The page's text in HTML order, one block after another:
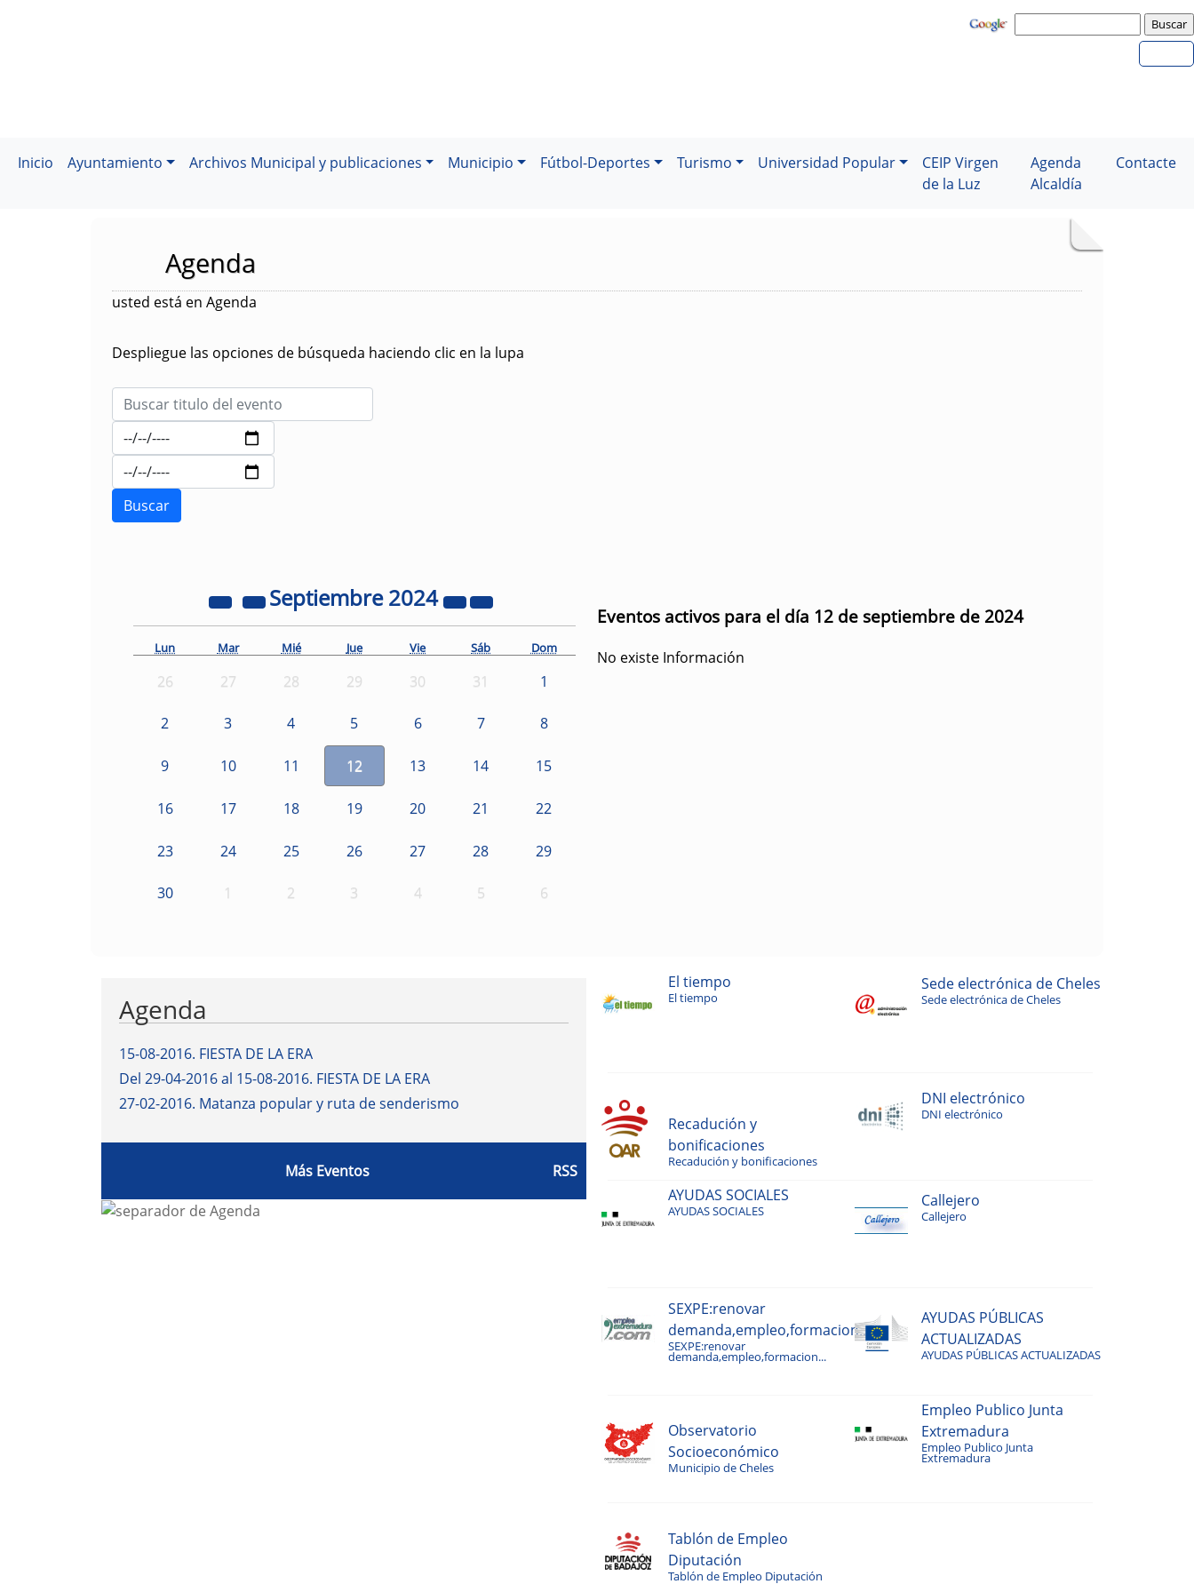
Inicio Ayuntamiento Archivos Municipal y publicaciones Municipio Fútbol-Deportes Turismo Universidad Popular
CEIP Virgen
de la Luz
Agenda
Alcaldía
Contacte
Agenda
usted está en Agenda
Despliegue las opciones de búsqueda haciendo clic en la lupa
Septiembre2024
Lun Mar Mié Jue Vie Sáb Dom
26 27 28 29 30 31 1
2 3 4 5 6 7 8
9 10 11 12 13 14 15
16 17 18 19 20 21 22
23 24 25 26 27 28 29
30 1 2 3 4 5 6
Eventos activos para el día 12 de septiembre de 2024
No existe Información
Agenda
15-08-2016. FIESTA DE LA ERA
Del 29-04-2016 al 15-08-2016. FIESTA DE LA ERA
27-02-2016. Matanza popular y ruta de senderismo
Más Eventos RSS
El tiempo
El tiempo
Sede electrónica de Cheles
Sede electrónica de Cheles
Recadución y
bonificaciones
Recadución y bonificaciones
DNI electrónico
DNI electrónico
AYUDAS SOCIALES
AYUDAS SOCIALES
Callejero
Callejero
SEXPE:renovar
demanda,empleo,formacion...
SEXPE:renovar
demanda,empleo,formacion...
AYUDAS PÚBLICAS
ACTUALIZADAS
AYUDAS PÚBLICAS ACTUALIZADAS
Observatorio
Socioeconómico
Municipio de Cheles
Empleo Publico Junta
Extremadura
Empleo Publico Junta
Extremadura
Tablón de Empleo
Diputación
Tablón de Empleo Diputación